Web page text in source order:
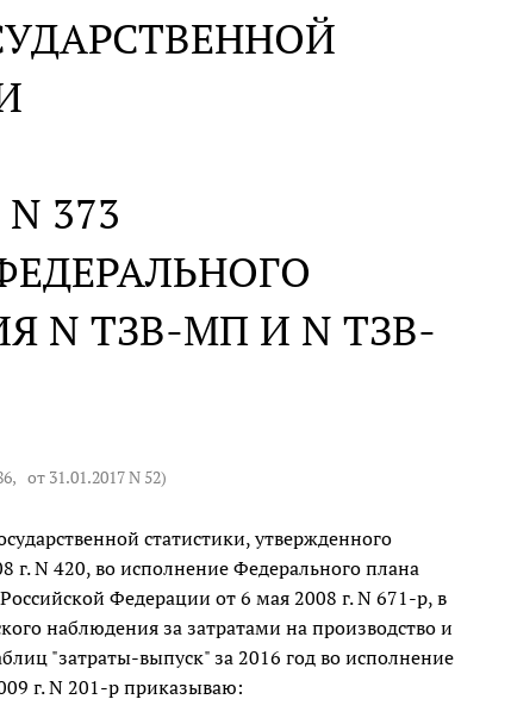
373
N ТЗВ-МП И N ТЗВ-
, от 31.01.2017 N 52)
статистики, утвержденного
г. N 420, во исполнение Федерального плана
Федерации от 6 мая 2008 г. N 671-р, в
наблюдения за затратами на производство и
"затраты-выпуск" за 2016 год во исполнение
г. N 201-р приказываю: